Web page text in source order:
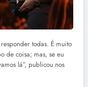
todas. É muito
de coisa; mas, se eu
lá”, publicou nos